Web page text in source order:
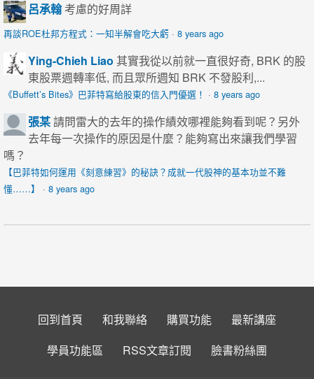
呂承翰考慮的好周詳
再談ROE杜邦方程式：一知半解會吃大虧 · 8 years ago
Ying-Chieh Liao 其實我從以前就一直很好奇, BRK 的股
東股票週轉率低, 而且眾所週知 BRK 不發股利,...
《Buffett’s Bites》巴菲特寫給股東的信入門優選！ · 8 years ago
張某請問雷大的去年的操作績效哪裡能夠看到呢？另外
去年每一次操作的原因是什麼？能夠寫出來讓我們學習
嗎？
【巴菲特如何運用《刻意練習》的秘訣？成就一代股神的基本功並不難
懂……】
· 8 years ago
回到首頁 和我聯絡 購買功能
最新講座
學員功能區
RSS文章訂閱 臉書粉絲團